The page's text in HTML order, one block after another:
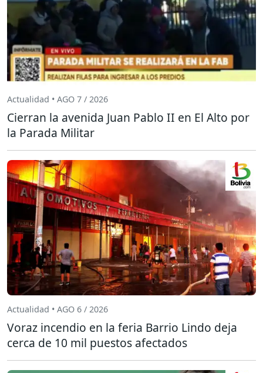
Actualidad • AGO 7 / 2026
Cierran la avenida Juan Pablo II en El Alto por
la Parada Militar
Actualidad • AGO 6 / 2026
Voraz incendio en la feria Barrio Lindo deja
cerca de 10 mil puestos afectados